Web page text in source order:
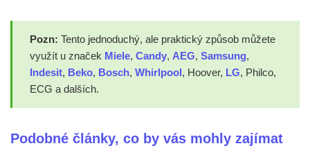
Pozn: Tento jednoduchý, ale praktický způsob můžete
využít u značek Miele, Candy, AEG, Samsung,
Indesit, Beko, Bosch, Whirlpool, Hoover, LG, Philco,
ECG a dalších.
Podobné články, co by vás mohly zajímat